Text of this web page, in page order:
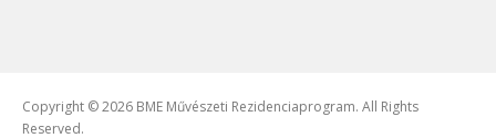
Copyright © 2026 BME Művészeti Rezidenciaprogram. All Rights
Reserved.